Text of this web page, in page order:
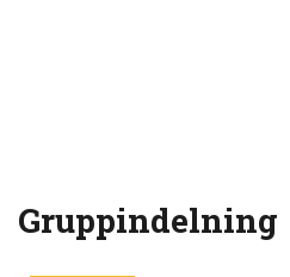
Gruppindelning